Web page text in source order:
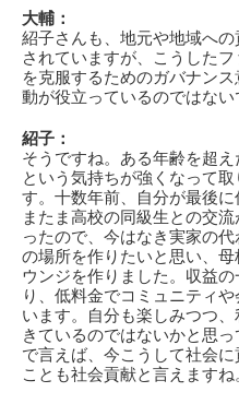
大輔：
紹子さんも、地元や地域へ
されていますが、こうした
を克服するためのガバナン
動が役立っているのではない
紹子：
そうですね。ある年齢を超
という気持ちが強くなって
す。十数年前、自分が最後
またま高校の同級生との交
ったので、今はなき実家の
の場所を作りたいと思い、
ウンジを作りました。収益
り、低料金でコミュニティ
います。自分も楽しみつつ
きているのではないかと思
で言えば、今こうして社会
ことも社会貢献と言えますね